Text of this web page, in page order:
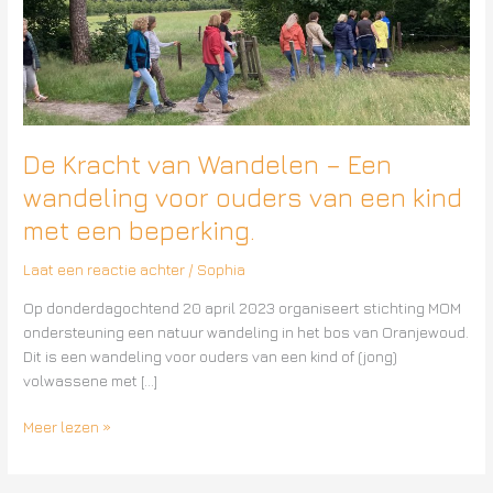
De Kracht van Wandelen – Een
wandeling voor ouders van een kind
met een beperking.
Laat een reactie achter / Sophia
Op donderdagochtend 20 april 2023 organiseert stichting MOM
ondersteuning een natuur wandeling in het bos van Oranjewoud.
Dit is een wandeling voor ouders van een kind of (jong)
volwassene met […]
wandeling
voor
ouders
van
een
met
beperking.
Meer lezen »